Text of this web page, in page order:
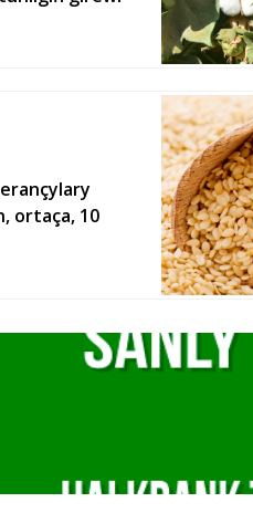
ortaça, 10